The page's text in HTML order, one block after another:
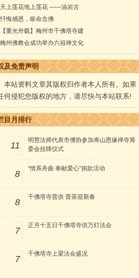
天上莲花地上莲花 ——油岩古
忏悔感恩，皈命念佛
【重光卅载】梅州市千佛塔寺建
梅州佛教会成功举办六祖禅文化
及免责声明
本站资料文章其版权归作者本人所有。如果
何侵犯您版权的地方，请尽快与本站联系!
目月排行
11
明慧法师代表市佛协参加寿山恩缘禅寺筹
委会挂牌仪式
8
“情系舟曲 奉献爱心”捐款活动
8
千佛塔寺普供 普茶迎新春
7
正月十五日千佛塔寺供万灯法会
7
千佛塔寺上梁法会盛况